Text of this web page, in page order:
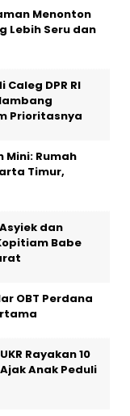
Menonton
Lebih Seru dan
DPR RI
Prioritasnya
Rumah
Timur,
dan
Babe
OBT Perdana
Rayakan 10
Anak Peduli